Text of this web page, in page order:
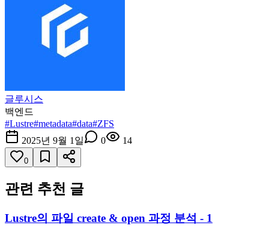
글루시스
백엔드
#Lustre#metadata#data#ZFS
2025년 9월 1일
0 14
0
관련 추천 글
Lustre의 파일 create & open 과정 분석 - 1